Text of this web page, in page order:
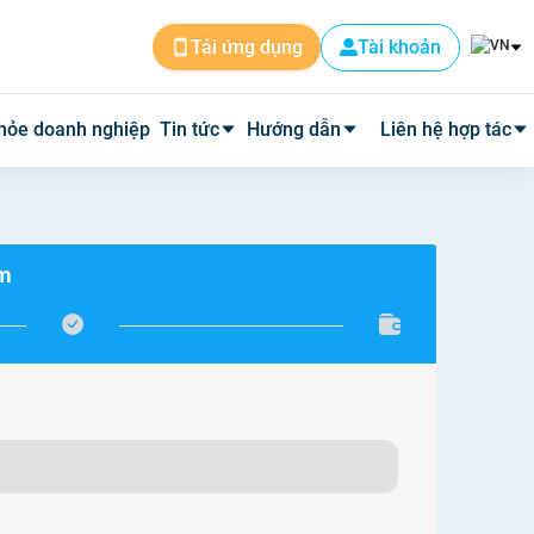
Tải ứng dụng Tài khoản
doanh nghiệp Tin tức
Y học thường thức
Hướng dẫn
Tư vấn khám bệnh qua video
Liên hệ hợp tác
Quảng cáo